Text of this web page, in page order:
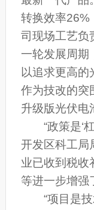
转换效率26%
司现场工艺负
一轮发展周期
以追求更高
作为技改的突
升级版光伏电
“政策是‘
开发区科工局
业已收到税收
等进一步增强
“项目是